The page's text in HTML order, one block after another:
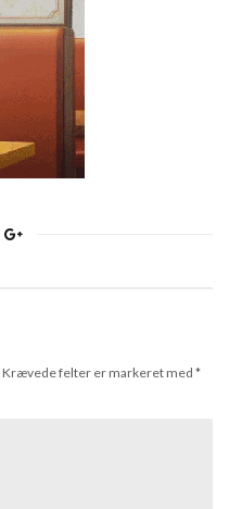
Krævede felter er markeret med *